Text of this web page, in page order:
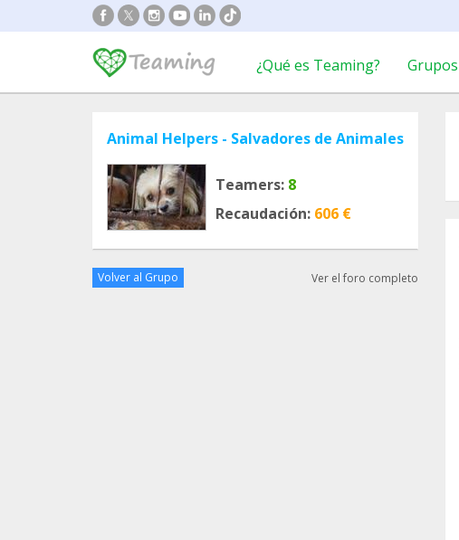
¿Qué es Teaming? Grupos
Animal Helpers - Salvadores de Animales
Teamers: 8
Recaudación: 606 €
Volver al Grupo Ver el foro completo